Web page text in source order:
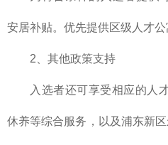
安居补贴。优先提供区级人才公
2、其他政策支持
入选者还可享受相应的人
休养等综合服务，以及浦东新